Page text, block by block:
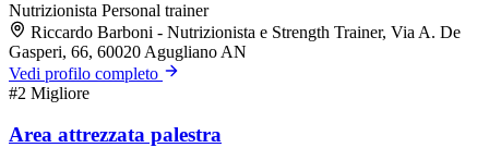
Nutrizionista Personal trainer
Riccardo Barboni - Nutrizionista e Strength Trainer, Via A. De
Gasperi, 66, 60020 Agugliano AN
Vedi profilo completo
#2 Migliore
Area attrezzata palestra